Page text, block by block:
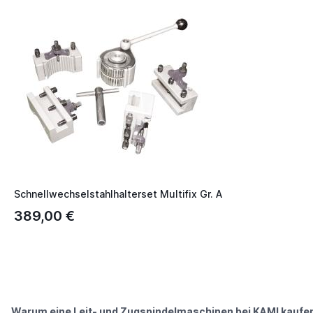
Schnellwechselstahlhalterset Multifix Gr. A
389,00 €